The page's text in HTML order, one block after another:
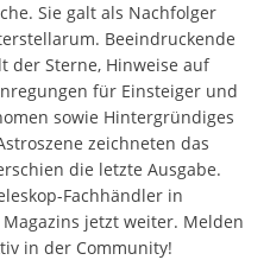
Sie galt als Nachfolger
Beeindruckende
der Sterne, Hinweise auf
für Einsteiger und
sowie Hintergründiges
zeichneten das
die letzte Ausgabe.
Fachhändler in
jetzt weiter. Melden
in der Community!